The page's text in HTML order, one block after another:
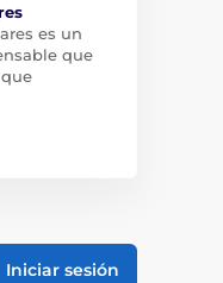
es un
que
Iniciar sesión